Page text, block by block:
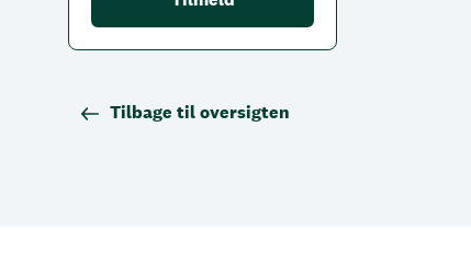
Tilbage til oversigten